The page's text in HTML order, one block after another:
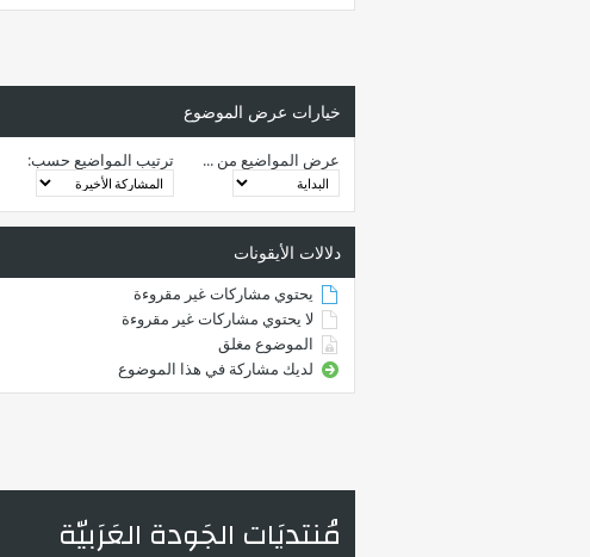
خيارات عرض الموضوع
عرض المواضيع من ... ترتيب المواضيع حسب:
دلالات الأيقونات
يحتوي مشاركات غير مقروءة
لا يحتوي مشاركات غير مقروءة
الموضوع مغلق
لديك مشاركة في هذا الموضوع
مُنتديَات الجَودة العَرَبيّة